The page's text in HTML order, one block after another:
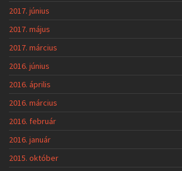
2017. június
2017. május
2017. március
2016. június
2016. április
2016. március
2016. február
2016. január
2015. október